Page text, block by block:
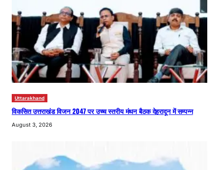
Uttarakhand
विकसित उत्तराखंड विजन 2047 पर उच्च स्तरीय मंथन बैठक देहरादून में सम्पन्न
August 3, 2026